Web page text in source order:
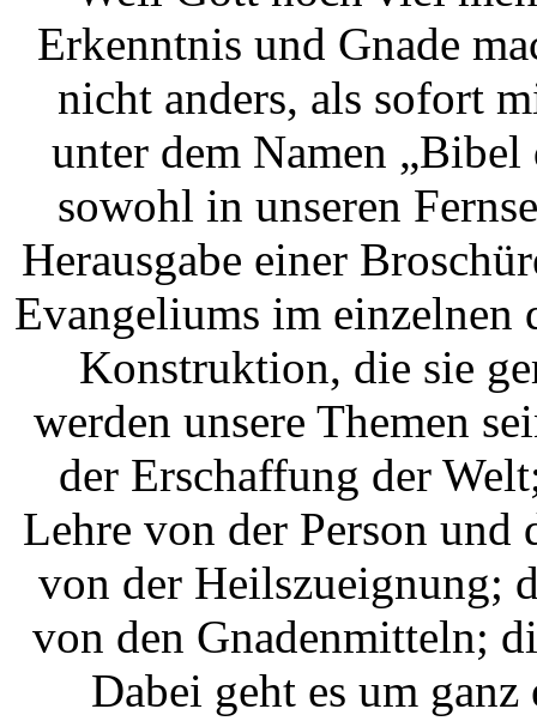
Erkenntnis und Gnade
nicht anders, als sofort
unter dem Namen
sowohl in unseren
Herausgabe einer
Evangeliums im einzelnen
Konstruktion, die sie
werden unsere Themen
der Erschaffung der
Lehre von der Person und
von der Heilszueignung;
von den Gnadenmitteln;
Dabei geht es um